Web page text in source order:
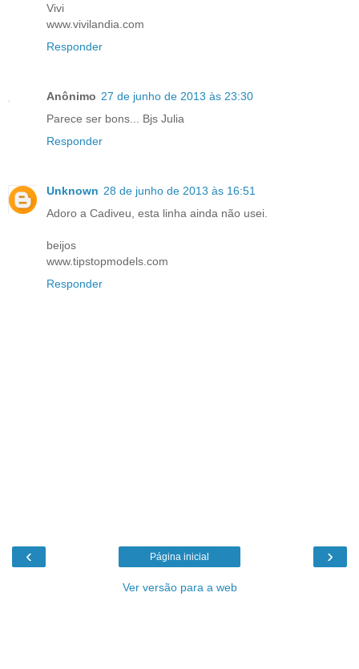
Vivi
www.vivilandia.com
Responder
Anônimo 27 de junho de 2013 às 23:30
Parece ser bons... Bjs Julia
Responder
Unknown 28 de junho de 2013 às 16:51
Adoro a Cadiveu, esta linha ainda não usei.
beijos
www.tipstopmodels.com
Responder
‹ ›
Página inicial
Ver versão para a web